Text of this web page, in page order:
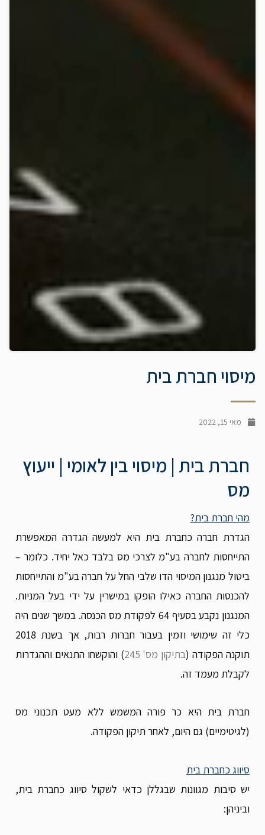
מיסוי חברת בית
מאי 15, 2022
חברת בית | מיסוי בין לאומי | ייעוץ
מס
מהי חברת בית?
הגדרת חברה כחברת בית היא למעשה הגדרה המאפשרת
התייחסות לחברה בע"מ לצרכי מס בלבד כאל יחיד. כלומר –
ביטול מנגנון המיסוי הדו שלבי החל על חברה בע"מ והתייחסות
להכנסות החברה כאילו הופקו במישרין על ידי בעל המניות.
המנגנון נקבע בסעיף 64 לפקודת מס הכנסה. במשך שנים היה
כלי זה שימושי וזמין בעבור חברות רבות, אך בשנת 2018
תוקנה הפקודה (בתיקון מס' 245
) והוקשחו התנאים וההגדרות
לקבלת מעמד זה.
חברת בית היא כר פורה המשמש ללא מעט תכנוני מס
(לגיטימיים) גם היום, לאחר תיקון הפקודה.
סיווג כחברת בית
יש סיבות מגוונות שבגללן כדאי לשקול סיווג כחברת בית,
וביניהן: